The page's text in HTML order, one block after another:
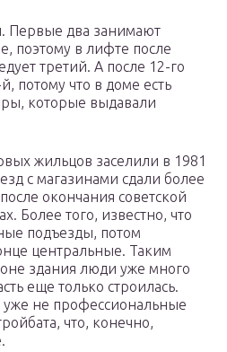
Первые два занимают
поэтому в лифте после
третий. А после 12-го
потому что в доме есть
которые выдавали
жильцов заселили в 1981
с магазинами сдали более
окончания советской
Более того, известно, что
подъезды, потом
центральные. Таким
здания люди уже много
еще только строилась.
уже не профессиональные
что, конечно,